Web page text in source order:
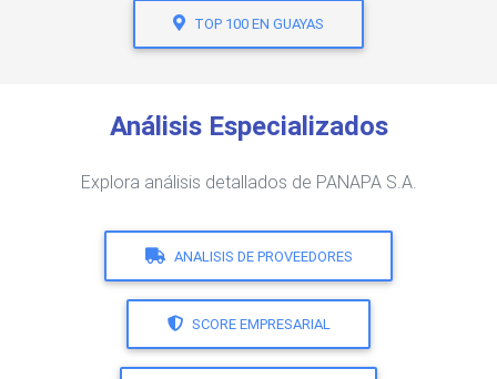
TOP 100 EN GUAYAS
Análisis Especializados
Explora análisis detallados de PANAPA S.A.
ANALISIS DE PROVEEDORES
SCORE EMPRESARIAL